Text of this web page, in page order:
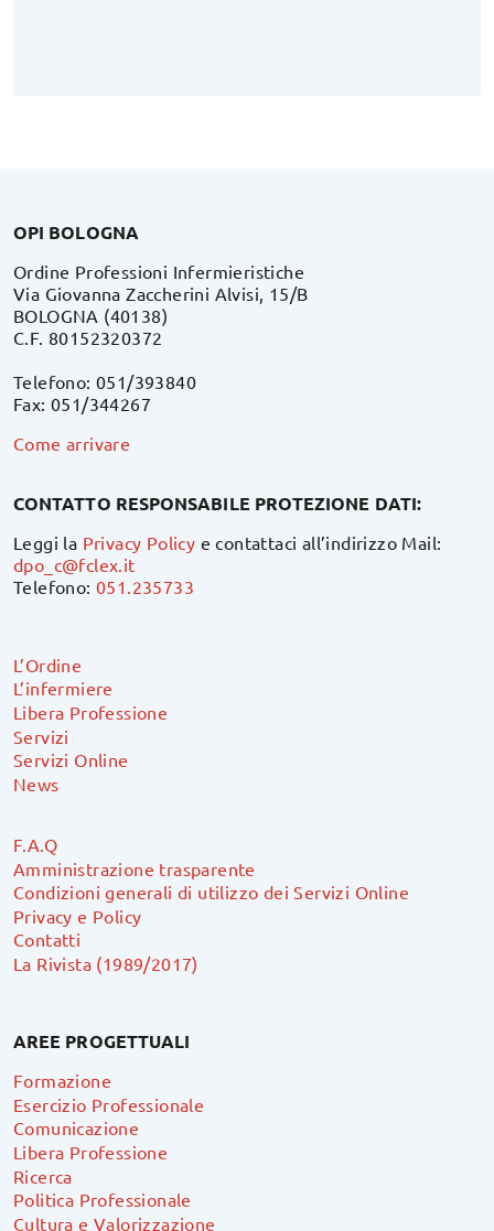
OPI BOLOGNA
Ordine Professioni Infermieristiche
Via Giovanna Zaccherini Alvisi, 15/B
BOLOGNA (40138)
C.F. 80152320372
Telefono: 051/393840
Fax: 051/344267
Come arrivare
CONTATTO RESPONSABILE PROTEZIONE DATI:
Leggi la Privacy Policy e contattaci all’indirizzo Mail:
dpo_c@fclex.it
Telefono:051.235733
L’Ordine
L’infermiere
Libera Professione
Servizi
Servizi Online
News
F.A.Q
Amministrazione trasparente
Condizioni generali di utilizzo dei Servizi Online
Privacy e Policy
Contatti
La Rivista (1989/2017)
AREE PROGETTUALI
Formazione
Esercizio Professionale
Comunicazione
Libera Professione
Ricerca
Politica Professionale
Cultura e Valorizzazione